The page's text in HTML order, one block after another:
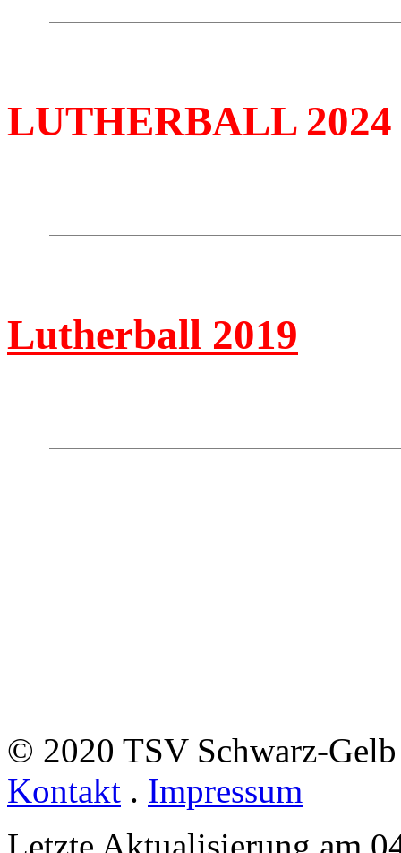
LUTHERBALL 2024
Lutherball 2019
© 2020 TSV Schwarz-
Kontakt . Impressum